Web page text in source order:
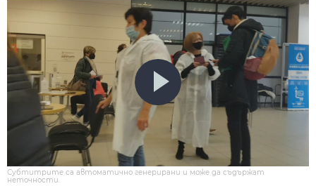
Субтитрите са автоматично генерирани и може да съдържат
неточности.